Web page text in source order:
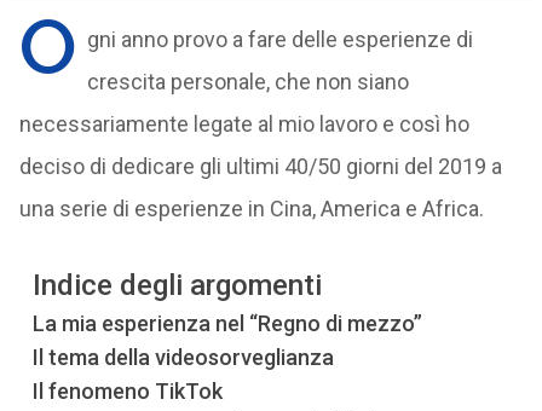
O gni anno provo a fare delle esperienze di
crescita personale, che non siano
necessariamente legate al mio lavoro e così ho
deciso di dedicare gli ultimi 40/50 giorni del 2019 a
una serie di esperienze in Cina, America e Africa.
Indice degli argomenti
La mia esperienza nel “Regno di mezzo”
Il tema della videosorveglianza
Il fenomeno TikTok